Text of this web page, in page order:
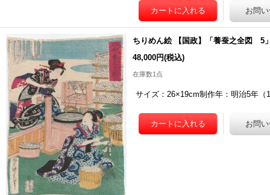
ちりめん絵 【国政】「養蚕之全図 5
48,000円(税込)
在庫数1点
サイズ：26×19cm制作年：明治5年（